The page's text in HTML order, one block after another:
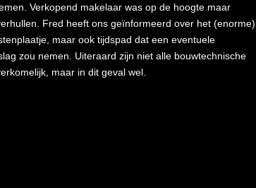
Verkopend makelaar was op de hoogte maar
Fred heeft ons geïnformeerd over het (enorme)
maar ook tijdspad dat een eventuele
zou nemen. Uiteraard zijn niet alle bouwtechnische
maar in dit geval wel.